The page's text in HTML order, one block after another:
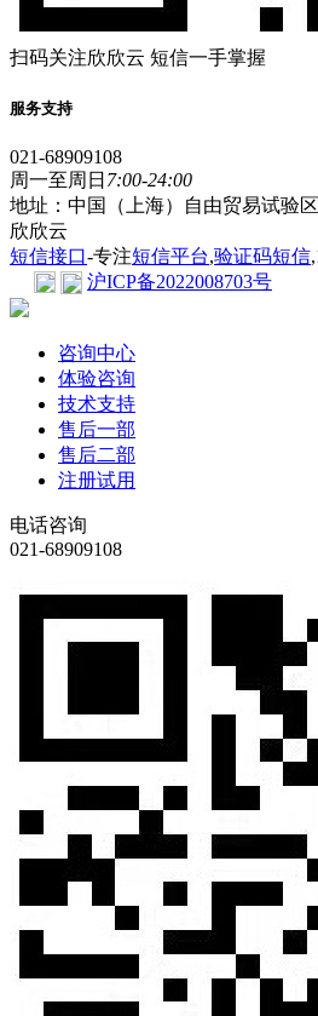
扫码关注欣欣云 短信一手掌握
服务支持
021-68909108
周一至周日 7:00-24:00
地址：中国（上海）自由贸易试验
欣欣云
短信接口-专注短信平台,验证码短信
沪ICP备2022008703号
咨询中心
体验咨询
技术支持
售后一部
售后二部
注册试用
电话咨询
021-68909108